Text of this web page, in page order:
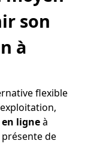
son
à
flexible
ligneà
de